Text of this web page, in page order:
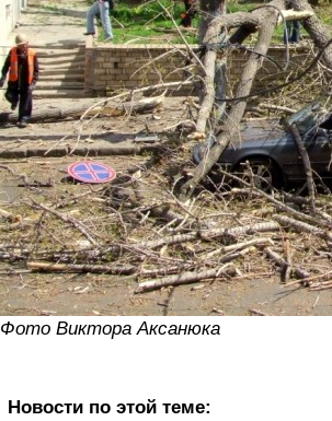
Фото Виктора Аксанюка
Новости по этой теме: